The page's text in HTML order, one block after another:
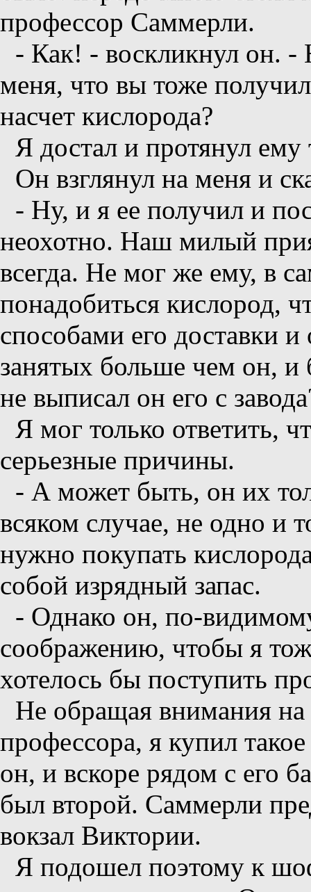
профессор Саммерли.
- Как! - воскликнул он. -
меня, что вы тоже
насчет кислорода?
Я достал и протянул ему
Он взглянул на меня и
- Ну, и я ее получил и
неохотно. Наш милый
всегда. Не мог же ему, в
понадобиться кислород,
способами его доставки
занятых больше чем он,
не выписал он его с
Я мог только ответить,
серьезные причины.
- А может быть, он их
всяком случае, не одно и
нужно покупать
собой изрядный запас.
- Однако он, по-
соображению, чтобы я
хотелось бы поступить
Не обращая внимания
профессора, я купил
он, и вскоре рядом с его
был второй. Саммерли
вокзал Виктории.
Я подошел поэтому к